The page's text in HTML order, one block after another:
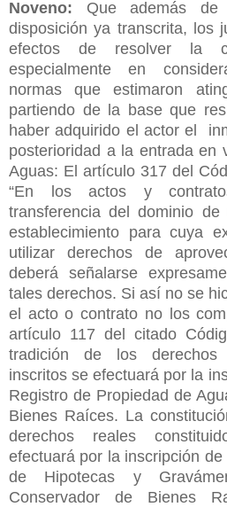
Noveno: Que además
disposición ya transcrita, los
efectos de resolver la
especialmente en
normas que estimaron
partiendo de la base que
haber adquirido el actor el
posterioridad a la entrada en
Aguas: El artículo 317 del
“En los actos y
transferencia del dominio
establecimiento para cuya
utilizar derechos de
deberá señalarse
tales derechos. Si así no se
el acto o contrato no los
artículo 117 del citado
tradición de los derechos
inscritos se efectuará por la
Registro de Propiedad de
Bienes Raíces. La
derechos reales
efectuará por la inscripción
de Hipotecas y
Conservador de Bienes